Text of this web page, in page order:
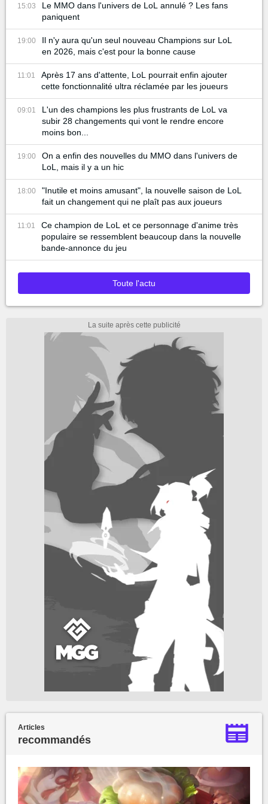
15:03
Le MMO dans l'univers de LoL annulé ? Les fans
paniquent
19:00
Il n'y aura qu'un seul nouveau Champions sur LoL
en 2026, mais c'est pour la bonne cause
11:01
Après 17 ans d'attente, LoL pourrait enfin ajouter
cette fonctionnalité ultra réclamée par les joueurs
09:01
L'un des champions les plus frustrants de LoL va
subir 28 changements qui vont le rendre encore
moins bon...
19:00
On a enfin des nouvelles du MMO dans l'univers de
LoL, mais il y a un hic
18:00
"Inutile et moins amusant", la nouvelle saison de LoL
fait un changement qui ne plaît pas aux joueurs
11:01
Ce champion de LoL et ce personnage d'anime très
populaire se ressemblent beaucoup dans la nouvelle
bande-annonce du jeu
Toute l'actu
Articles
recommandés